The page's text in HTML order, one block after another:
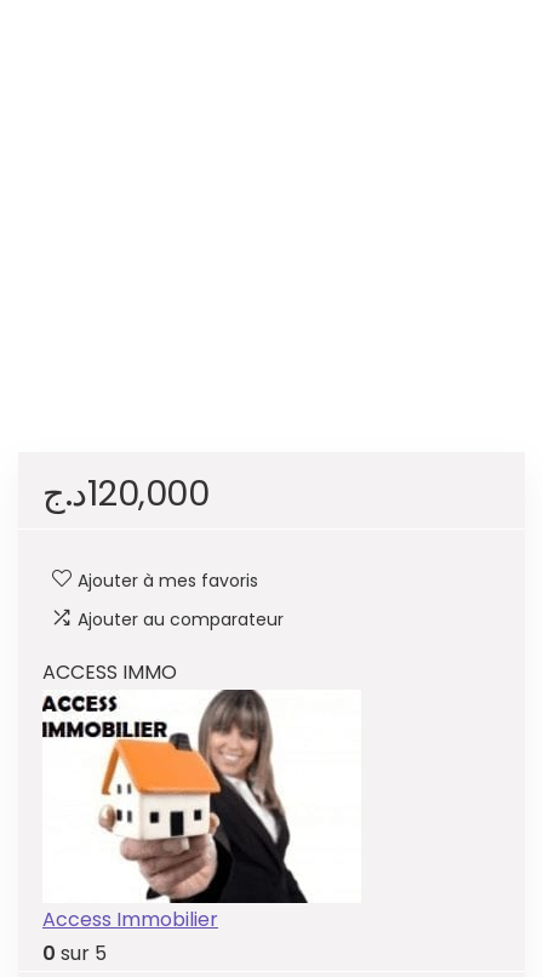
120,000د.ج
Ajouter à mes favoris
Ajouter au comparateur
ACCESS IMMO
Access Immobilier
0 sur 5